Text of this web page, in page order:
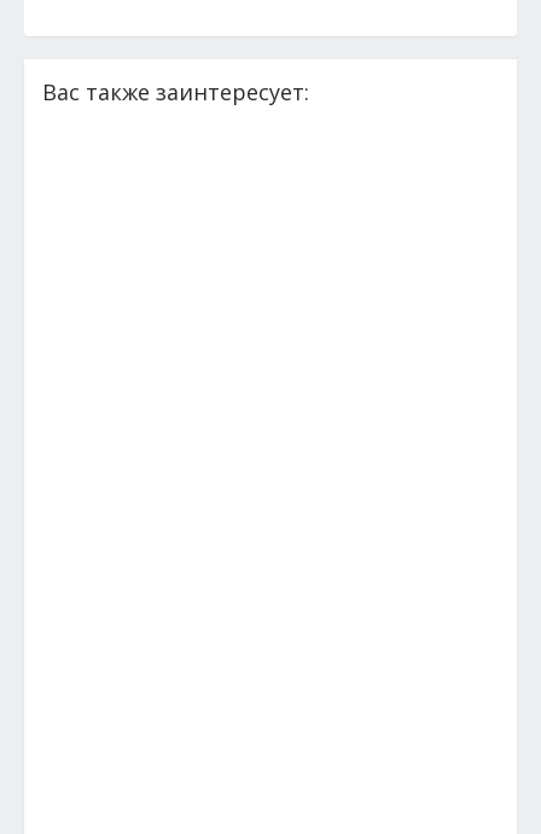
Вас также заинтересует: